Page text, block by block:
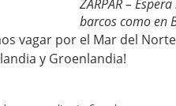
ZARPAR –
barcos como en
vagar por el Mar del
y Groenlandia!